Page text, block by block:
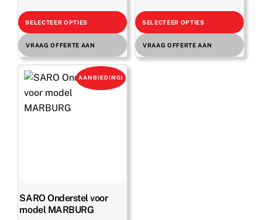
SELECTEER OPTIES
VRAAG OFFERTE AAN
SELECTEER OPTIES
VRAAG OFFERTE AAN
AANBIEDING!
SARO Onderstel voor
model MARBURG